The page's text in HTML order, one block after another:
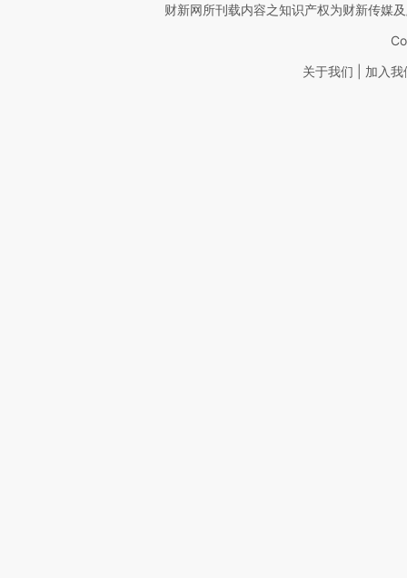
财新网所刊载内容之知识产权为财新传媒
关于我们 加入我